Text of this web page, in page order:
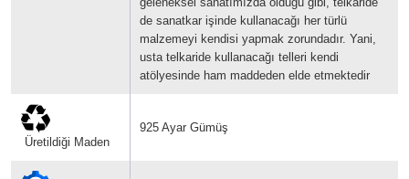
de sanatkar işinde kullanacağı her türlü
malzemeyi kendisi yapmak zorundadır. Yani,
usta telkaride kullanacağı telleri kendi
atölyesinde ham maddeden elde etmektedir
Üretildiği Maden
925 Ayar Gümüş